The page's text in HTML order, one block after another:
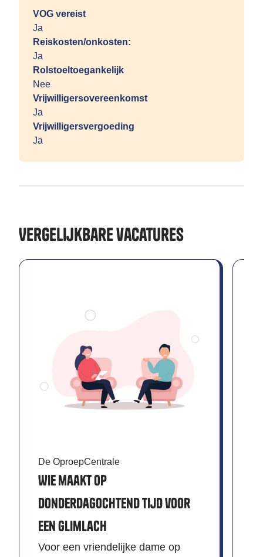
VOG vereist
Ja
Reiskosten/onkosten:
Ja
Rolstoeltoegankelijk
Nee
Vrijwilligersovereenkomst
Ja
Vrijwilligersvergoeding
Ja
Vergelijkbare vacatures
De OproepCentrale
Wie maakt op
donderdagochtend tijd voor
een glimlach
Voor een vriendelijke dame op